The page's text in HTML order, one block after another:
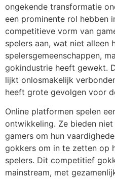
ongekende transformatie
een prominente rol hebben
competitieve vorm van
spelers aan, wat niet
spelersgemeenschappen,
gokindustrie heeft gewekt.
lijkt onlosmakelijk
heeft grote gevolgen voor
Online platformen spelen
ontwikkeling. Ze bieden
gamers om hun
gokkers om in te zetten op
spelers. Dit competitief
mainstream, met